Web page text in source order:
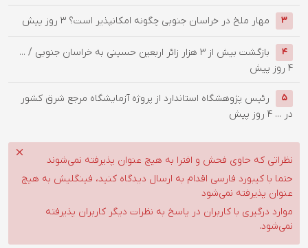
3 ‌مهار ملخ در خراسان جنوبی چگونه امکانپذیر است؟ 3 روز پیش
4
بازگشت بیش از ۳ هزار زائر اربعین حسینی به خراسان جنوبی / ...
4 روز پیش
5
رئیس پژوهشگاه استاندارد از پروژه آزمایشگاه مرجع شرق کشور
در ... 4 روز پیش
نظراتی که حاوی فحش و افترا به هیچ عنوان پذیرفته نمی‌شوند
حتما با کیبورد فارسی اقدام به ارسال دیدگاه کنید، فینگلیش به هیچ
عنوان پذیرفته نمی‌شود
موارد درگیری با کاربران در پاسخ به نظرات دیگر کاربران پذیرفته
نمی‌شود.